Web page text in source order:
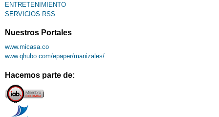
ENTRETENIMIENTO
SERVICIOS RSS
Nuestros Portales
www.micasa.co
www.qhubo.com/epaper/manizales/
Hacemos parte de: